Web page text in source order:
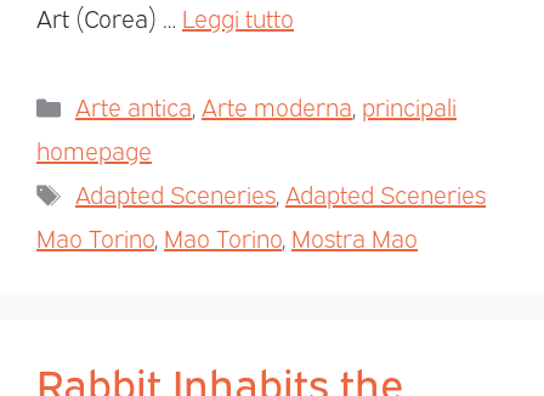
Art (Corea) … Leggi tutto
Arte antica Arte moderna principali
homepage
Adapted Sceneries Adapted Sceneries
Mao Torino Mao Torino Mostra Mao
Rabbit Inhabits the